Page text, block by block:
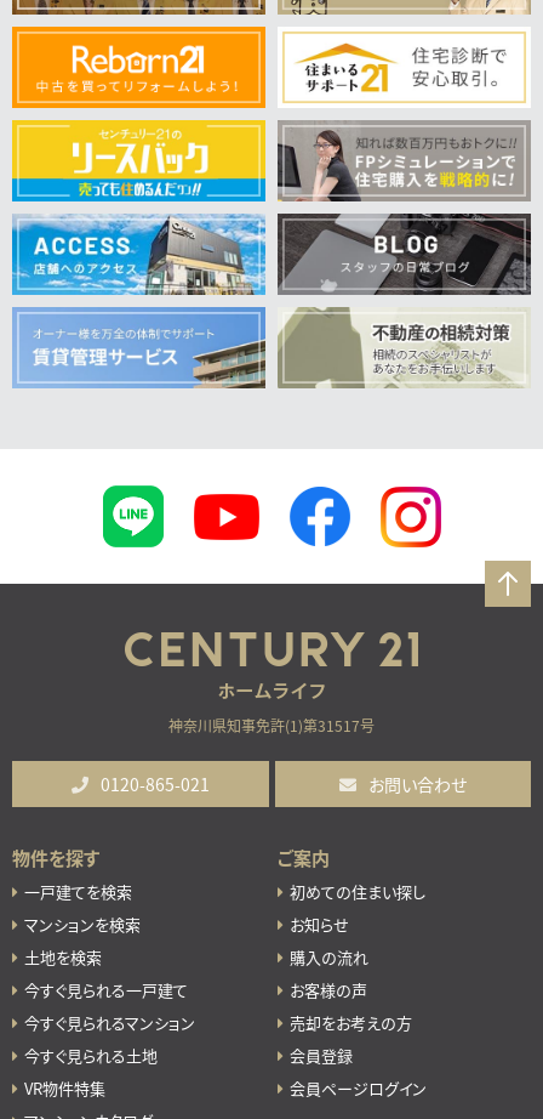
神奈川県知事免許(1)第31517号
0120-865-021 お問い合わせ
物件を探す
一戸建てを検索
マンションを検索
土地を検索
今すぐ見られる一戸建て
今すぐ見られるマンション
今すぐ見られる土地
VR物件特集
ご案内
初めての住まい探し
お知らせ
購入の流れ
お客様の声
売却をお考えの方
会員登録
会員ページログイン